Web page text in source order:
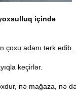
içində
çoxu adanı tərk edib.
keçirlər.
nə mağaza, nə